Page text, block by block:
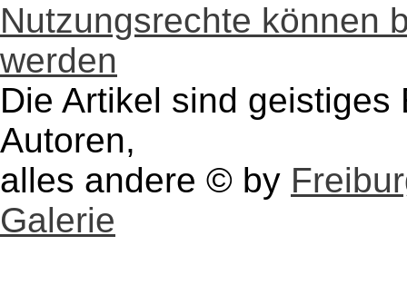
Nutzungsrechte können
werden
Die Artikel sind
Autoren,
alles andere © by
Galerie